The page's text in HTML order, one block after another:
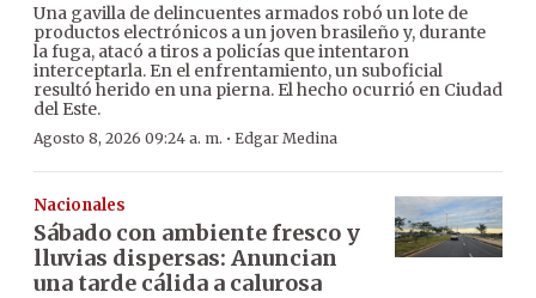
Una gavilla de delincuentes armados robó un lote de
productos electrónicos a un joven brasileño y, durante
la fuga, atacó a tiros a policías que intentaron
interceptarla. En el enfrentamiento, un suboficial
resultó herido en una pierna. El hecho ocurrió en Ciudad
del Este.
Agosto 8, 2026 09:24 a. m. · Edgar Medina
Nacionales
Sábado con ambiente fresco y
lluvias dispersas: Anuncian
una tarde cálida a calurosa